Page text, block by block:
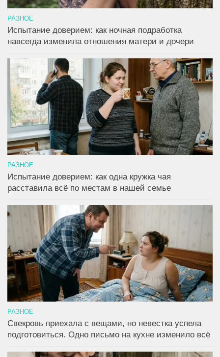
РАЗНОЕ
Испытание доверием: как ночная подработка
навсегда изменила отношения матери и дочери
РАЗНОЕ
Испытание доверием: как одна кружка чая
расставила всё по местам в нашей семье
РАЗНОЕ
Свекровь приехала с вещами, но невестка успела
подготовиться. Одно письмо на кухне изменило всё